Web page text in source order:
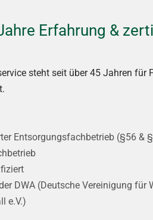
Erfahrung &
steht seit über 45 Jahren für
Entsorgungsfachbetrieb (§56 &
DWA (Deutsche Vereinigung für
e.V.)